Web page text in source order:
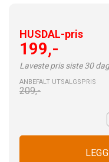
HUSDAL-pris
199,-
Laveste pris siste 30
ANBEFALT UTSALGSPRIS
209,-